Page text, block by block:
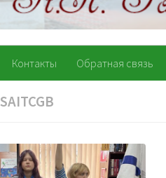
Контакты Обратная связь
SAITCGB